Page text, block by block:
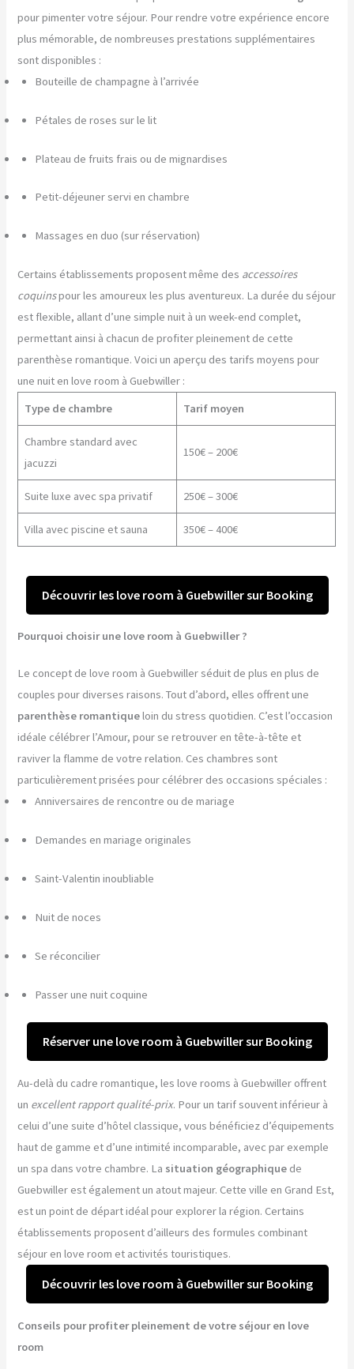
pour pimenter votre séjour. Pour rendre votre expérience encore
plus mémorable, de nombreuses prestations supplémentaires
sont disponibles :
Bouteille de champagne à l’arrivée
Pétales de roses sur le lit
Plateau de fruits frais ou de mignardises
Petit-déjeuner servi en chambre
Massages en duo (sur réservation)
Certains établissements proposent même des accessoires
coquinspour les amoureux les plus aventureux. La durée du séjour
est flexible, allant d’une simple nuit à un week-end complet,
permettant ainsi à chacun de profiter pleinement de cette
parenthèse romantique. Voici un aperçu des tarifs moyens pour
une nuit en love room à Guebwiller :
Type de chambre
Tarif moyen
Chambre standard avec
jacuzzi
150€ – 200€
Suite luxe avec spa privatif 250€ – 300€
Villa avec piscine et sauna 350€ – 400€
Découvrir les love room à Guebwiller sur Booking
Pourquoi choisir une love room à Guebwiller ?
Le concept de love room à Guebwiller séduit de plus en plus de
couples pour diverses raisons. Tout d’abord, elles offrent une
parenthèse romantiqueloin du stress quotidien. C’est l’occasion
idéale célébrer l’Amour, pour se retrouver en tête-à-tête et
raviver la flamme de votre relation. Ces chambres sont
particulièrement prisées pour célébrer des occasions spéciales :
Anniversaires de rencontre ou de mariage
Demandes en mariage originales
Saint-Valentin inoubliable
Nuit de noces
Se réconcilier
Passer une nuit coquine
Réserver une love room à Guebwiller sur Booking
Au-delà du cadre romantique, les love rooms à Guebwiller offrent
un excellent rapport qualité-prix. Pour un tarif souvent inférieur à
celui d’une suite d’hôtel classique, vous bénéficiez d’équipements
haut de gamme et d’une intimité incomparable, avec par exemple
un spa dans votre chambre. La situation géographique de
Guebwiller est également un atout majeur. Cette ville en Grand Est,
est un point de départ idéal pour explorer la région. Certains
établissements proposent d’ailleurs des formules combinant
séjour en love room et activités touristiques.
Découvrir les love room à Guebwiller sur Booking
Conseils pour profiter pleinement de votre séjour en love
room